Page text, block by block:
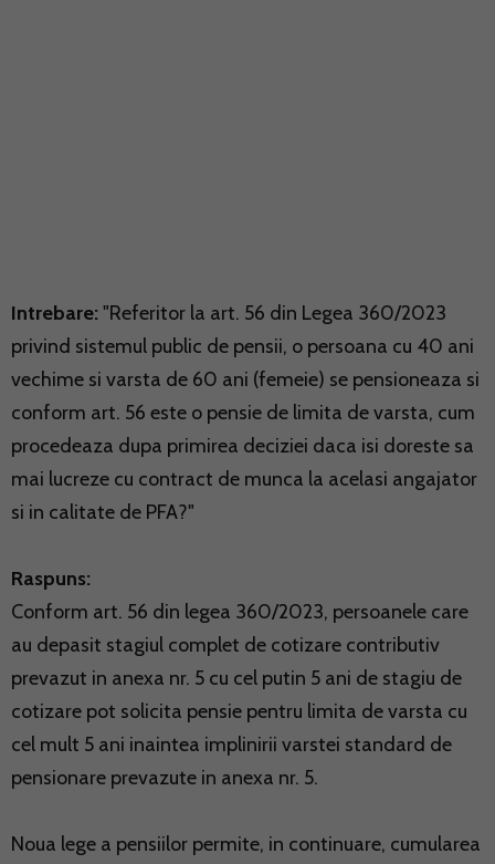
Intrebare:"Referitor la art. 56 din Legea 360/2023
privind sistemul public de pensii, o persoana cu 40 ani
vechime si varsta de 60 ani (femeie) se pensioneaza si
conform art. 56 este o pensie de limita de varsta, cum
procedeaza dupa primirea deciziei daca isi doreste sa
mai lucreze cu contract de munca la acelasi angajator
si in calitate de PFA?"
Raspuns:
Conform art. 56 din legea 360/2023, persoanele care
au depasit stagiul complet de cotizare contributiv
prevazut in anexa nr. 5 cu cel putin 5 ani de stagiu de
cotizare pot solicita pensie pentru limita de varsta cu
cel mult 5 ani inaintea implinirii varstei standard de
pensionare prevazute in anexa nr. 5.
Noua lege a pensiilor permite, in continuare, cumularea